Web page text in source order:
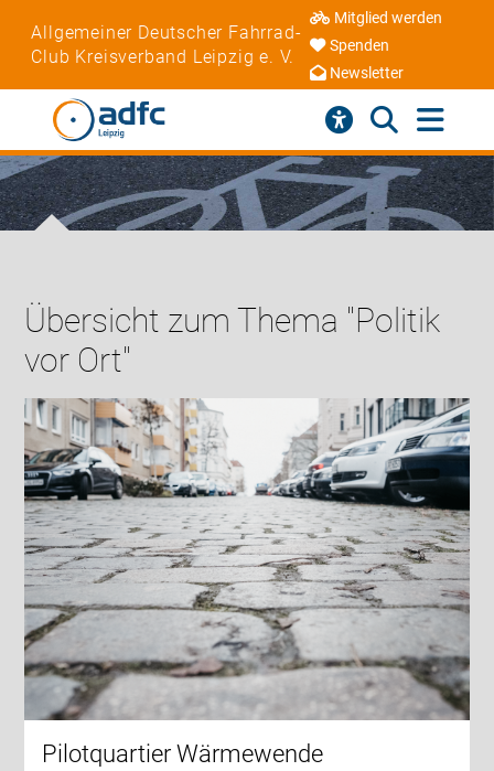
Allgemeiner Deutscher Fahrrad-
Club Kreisverband Leipzig e. V.
Mitglied werden
Spenden
Newsletter
Übersicht zum Thema "Politik
vor Ort"
Pilotquartier Wärmewende